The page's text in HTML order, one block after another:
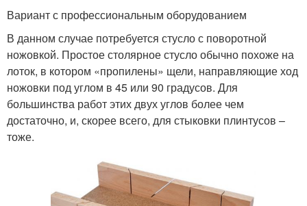
Вариант с профессиональным оборудованием
В данном случае потребуется стусло с поворотной
ножовкой. Простое столярное стусло обычно похоже на
лоток, в котором «пропилены» щели, направляющие ход
ножовки под углом в 45 или 90 градусов. Для
большинства работ этих двух углов более чем
достаточно, и, скорее всего, для стыковки плинтусов –
тоже.